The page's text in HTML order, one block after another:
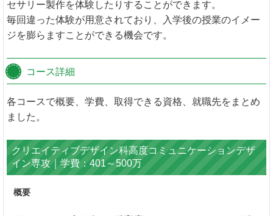
セサリー製作を体験したりすることができます。
毎回違った体験が用意されており、入学後の授業のイメー
ジを膨らますことができる機会です。
コース詳細
各コースで概要、学費、取得できる資格、就職先をまとめ
ました。
クリエイティブデザイン科高度コミュニケーションデザ
イン専攻｜学費：401～500万
概要